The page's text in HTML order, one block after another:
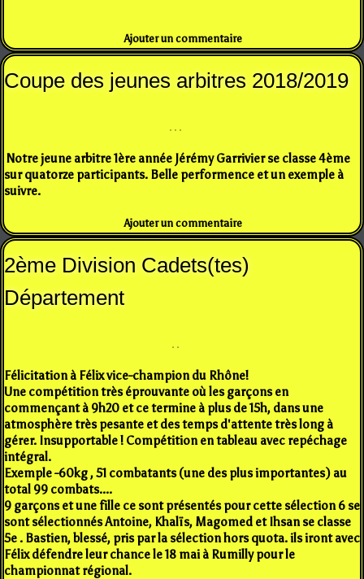
Ajouter un commentaire
Coupe des jeunes arbitres 2018/2019
Notre jeune arbitre 1ère année Jérémy Garrivier se classe 4ème
sur quatorze participants. Belle performence et un exemple à
suivre.
Ajouter un commentaire
2ème Division Cadets(tes)
Département
Félicitation à Félix vice-champion du Rhône!
Une compétition très éprouvante où les garçons en
commençant à 9h20 et ce termine à plus de 15h, dans une
atmosphère très pesante et des temps d'attente très long à
gérer. Insupportable ! Compétition en tableau avec repéchage
intégral.
Exemple -60kg , 51 combatants (une des plus importantes) au
total 99 combats....
9 garçons et une fille ce sont présentés pour cette sélection 6 se
sont sélectionnés Antoine, Khalïs, Magomed et Ihsan se classe
5e . Bastien, blessé, pris par la sélection hors quota. ils iront avec
Félix défendre leur chance le 18 mai à Rumilly pour le
championnat régional.